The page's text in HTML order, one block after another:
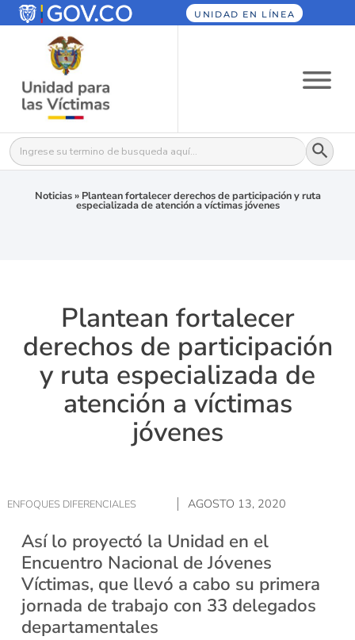
UNIDAD EN LÍNEA
Buscar: Botón
Noticias» Plantean fortalecer derechos de participación y ruta
especializada de atención a víctimas jóvenes
Plantean fortalecer
derechos de participación
y ruta especializada de
atención a víctimas
jóvenes
ENFOQUES DIFERENCIALES AGOSTO 13, 2020
Así lo proyectó la Unidad en el
Encuentro Nacional de Jóvenes
Víctimas, que llevó a cabo su primera
jornada de trabajo con 33 delegados
departamentales